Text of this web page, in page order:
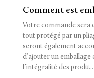
Comment est
Votre commande sera
tout protégé par un
seront également
d’ajouter un
l’intégralité des produ...